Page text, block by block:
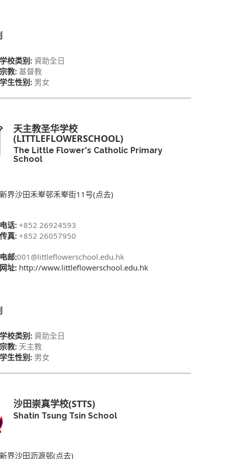
校类别:資助全日
教:基督教
生性别:男女
天主教圣华学校
(LITTLEFLOWERSCHOOL)
The Little Flower's Catholic Primary
School
界沙田禾𪨶邨禾𪨶街11号(点去)
话:+852 26924593
真:+852 26057950
邮:001@littleflowerschool.edu.hk
址:http://www.littleflowerschool.edu.hk
校类别:資助全日
教:天主教
生性别:男女
沙田崇真学校(STTS)
Shatin Tsung Tsin School
界沙田沥源邨(点去)